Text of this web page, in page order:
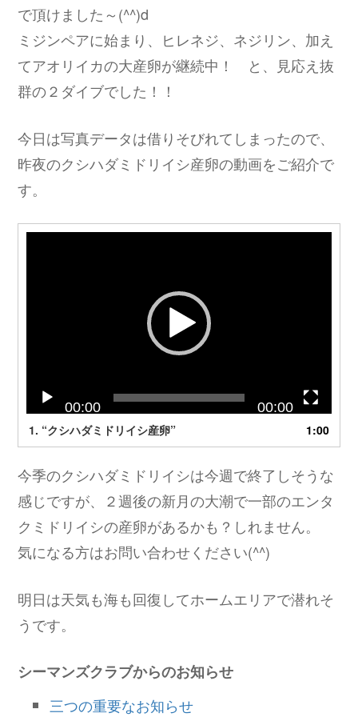
で頂けました～(^^)d
ミジンペアに始まり、ヒレネジ、ネジリン、加え
てアオリイカの大産卵が継続中！ と、見応え抜
群の２ダイブでした！！
今日は写真データは借りそびれてしまったので、
昨夜のクシハダミドリイシ産卵の動画をご紹介で
す。
00:00
00:00
1. “クシハダミドリイシ産卵” 1:00
今季のクシハダミドリイシは今週で終了しそうな
感じですが、２週後の新月の大潮で一部のエンタ
クミドリイシの産卵があるかも？しれません。
気になる方はお問い合わせください(^^)
明日は天気も海も回復してホームエリアで潜れそ
うです。
シーマンズクラブからのお知らせ
三つの重要なお知らせ